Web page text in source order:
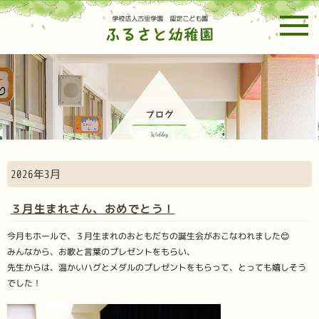
ホーム 幼稚園紹介 園の一日・預かり保育
年間行事予定 未就園児親子教室
2026年3月
３月生まれさん、おめでとう！
今月もホールで、３月生まれのおともだちの誕生会がおこなわれました😊
みんなから、お歌と言葉のプレゼントをもらい、
先生からは、温かいハグとメダルのプレゼントをもらって、とっても嬉しそう
でした！